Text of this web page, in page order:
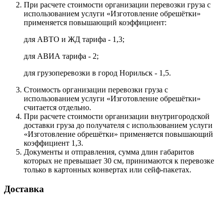
При расчете стоимости организации перевозки груза с
использованием услуги «Изготовление обрешётки»
применяется повышающий коэффициент:
для АВТО и ЖД тарифа - 1,3;
для АВИА тарифа - 2;
для грузоперевозки в город Норильск - 1,5.
Стоимость организации перевозки груза с
использованием услуги «Изготовление обрешётки»
считается отдельно.
При расчете стоимости организации внутригородской
доставки груза до получателя с использованием услуги
«Изготовление обрешётки» применяется повышающий
коэффициент 1,3.
Документы и отправления, сумма длин габаритов
которых не превышает 30 см, принимаются к перевозке
только в картонных конвертах или сейф-пакетах.
Доставка